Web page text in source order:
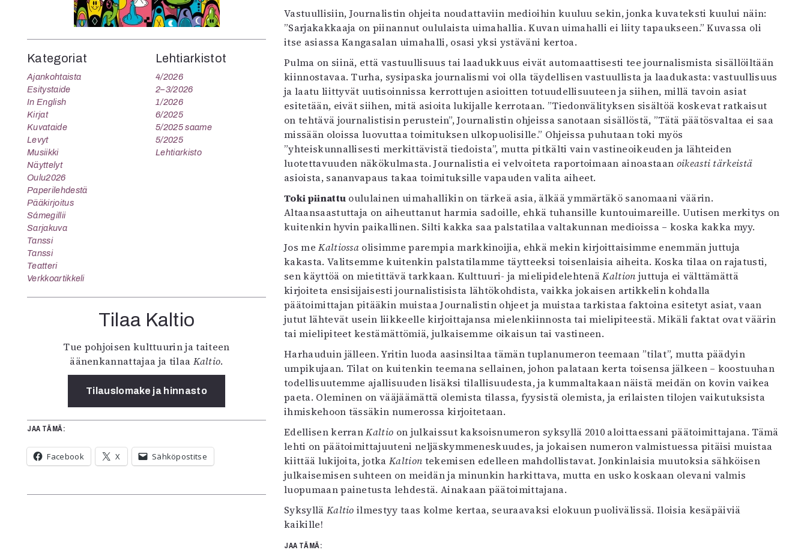
Vastuullisiin, Journalistin ohjeita noudattaviin medioihin kuuluu sekin, jonka kuvateksti kuului näin:
”Sarjakakkaaja on piinannut oululaista uimahallia. Kuvan uimahalli ei liity tapaukseen.” Kuvassa oli
itse asiassa Kangasalan uimahalli, osasi yksi ystäväni kertoa.
Pulma on siinä, että vastuullisuus tai laadukkuus eivät automaattisesti tee journalismista sisällöiltään
kiinnostavaa. Turha, sysipaska journalismi voi olla täydellisen vastuullista ja laadukasta: vastuullisuus
ja laatu liittyvät uutisoinnissa kerrottujen asioitten totuudellisuuteen ja siihen, millä tavoin asiat
esitetään, eivät siihen, mitä asioita lukijalle kerrotaan. ”Tiedonvälityksen sisältöä koskevat ratkaisut
on tehtävä journalistisin perustein”, Journalistin ohjeissa sanotaan sisällöstä, ”Tätä päätösvaltaa ei saa
missään oloissa luovuttaa toimituksen ulkopuolisille.” Ohjeissa puhutaan toki myös
”yhteiskunnallisesti merkittävistä tiedoista”, mutta pitkälti vain vastineoikeuden ja lähteiden
luotettavuuden näkökulmasta. Journalistia ei velvoiteta raportoimaan ainoastaan oikeasti tärkeistä
asioista, sananvapaus takaa toimituksille vapauden valita aiheet.
Toki piinattu oululainen uimahallikin on tärkeä asia, älkää ymmärtäkö sanomaani väärin.
Altaansaastuttaja on aiheuttanut harmia sadoille, ehkä tuhansille kuntouimareille. Uutisen merkitys on
kuitenkin hyvin paikallinen. Silti kakka saa palstatilaa valtakunnan medioissa – koska kakka myy.
Jos meKaltiossa olisimme parempia markkinoijia, ehkä mekin kirjoittaisimme enemmän juttuja
kakasta. Valitsemme kuitenkin palstatilamme täytteeksi toisenlaisia aiheita. Koska tilaa on rajatusti,
sen käyttöä on mietittävä tarkkaan. Kulttuuri- ja mielipidelehtenäKaltion juttuja ei välttämättä
kirjoiteta ensisijaisesti journalistisista lähtökohdista, vaikka jokaisen artikkelin kohdalla
päätoimittajan pitääkin muistaa Journalistin ohjeet ja muistaa tarkistaa faktoina esitetyt asiat, vaan
jutut lähtevät usein liikkeelle kirjoittajansa mielenkiinnosta tai mielipiteestä. Mikäli faktat ovat väärin
tai mielipiteet kestämättömiä, julkaisemme oikaisun tai vastineen.
Harhauduin jälleen. Yritin luoda aasinsiltaa tämän tuplanumeron teemaan ”tilat”, mutta päädyin
umpikujaan. Tilat on kuitenkin teemana sellainen, johon palataan kerta toisensa jälkeen – koostuuhan
todellisuutemme ajallisuuden lisäksi tilallisuudesta, ja kummaltakaan näistä meidän on kovin vaikea
paeta. Oleminen on vääjäämättä olemista tilassa, fyysistä olemista, ja erilaisten tilojen vaikutuksista
ihmiskehoon tässäkin numerossa kirjoitetaan.
Edellisen kerranKaltio on julkaissut kaksoisnumeron syksyllä 2010 aloittaessani päätoimittajana. Tämä
lehti on päätoimittajuuteni neljäskymmeneskuudes, ja jokaisen numeron valmistuessa pitäisi muistaa
kiittää lukijoita, jotkaKaltion tekemisen edelleen mahdollistavat. Jonkinlaisia muutoksia sähköisen
julkaisemisen suhteen on meidän ja minunkin harkittava, mutta en usko koskaan olevani valmis
luopumaan painetusta lehdestä. Ainakaan päätoimittajana.
Syksyllä Kaltio ilmestyy taas kolme kertaa, seuraavaksi elokuun puolivälissä. Iloisia kesäpäiviä
kaikille!
JAA TÄMÄ:
Kategoriat
Ajankohtaista
Esitystaide
In English
Kirjat
Kuvataide
Levyt
Musiikki
Näyttelyt
Oulu2026
Paperilehdestä
Pääkirjoitus
Sámegillii
Sarjakuva
Tanssi
Tanssi
Teatteri
Verkkoartikkeli
Lehtiarkistot
4/2026
2–3/2026
1/2026
6/2025
5/2025 saame
5/2025
Lehtiarkisto
Tilaa Kaltio
Tue pohjoisen kulttuurin ja taiteen
äänenkannattajaa ja tilaa Kaltio.
Tilauslomake ja hinnasto
JAA TÄMÄ:
Facebook X Sähköpostitse